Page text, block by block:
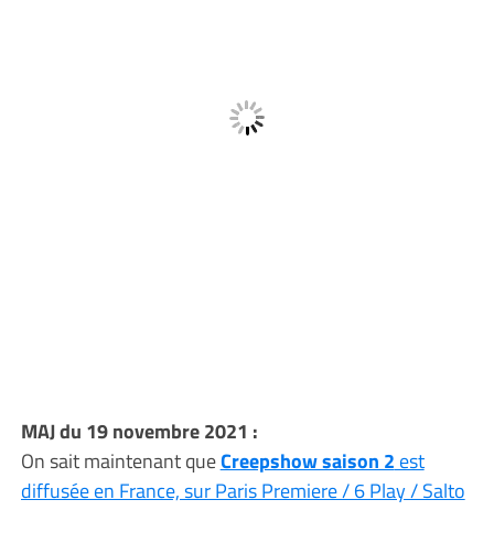
MAJ du 19 novembre 2021 :
On sait maintenant queCreepshow saison 2 est
diffusée en France, sur Paris Premiere / 6 Play / Salto